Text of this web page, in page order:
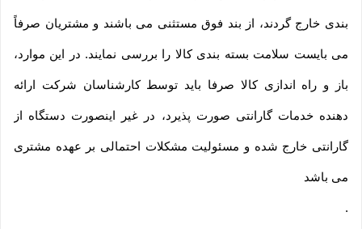
بندی خارج گردند، از بند فوق مستثنی می باشند و مشتریان صرفاً
می بایست سلامت بسته بندی کالا را بررسی نمایند. در این موارد،
باز و راه اندازی کالا صرفا باید توسط کارشناسان شرکت ارائه
دهنده خدمات گارانتی صورت پذیرد، در غیر اینصورت دستگاه از
گارانتی خارج شده و مسئولیت مشکلات احتمالی بر عهده مشتری
می باشد
.